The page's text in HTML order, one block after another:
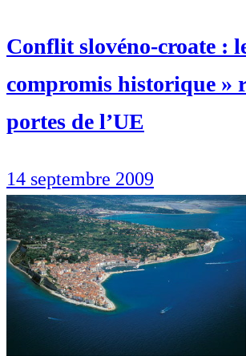
Conflit slovéno-croate :
compromis historique »
portes de l’UE
14 septembre 2009